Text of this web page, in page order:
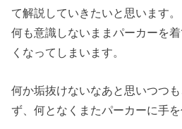
て解説していきたいと思います。
何も意識しないままパーカーを
くなってしまいます。
何か垢抜けないなあと思いつつ
ず、何となくまたパーカーに手を